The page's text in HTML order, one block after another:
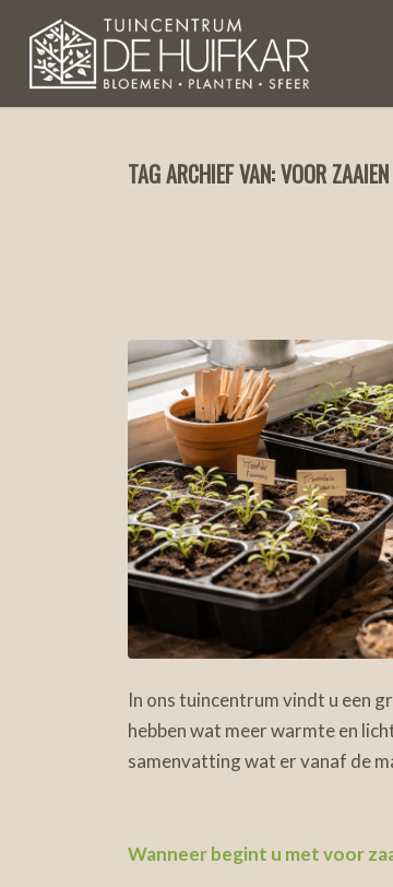
TAG ARCHIEF VAN:VOOR ZAAIEN
In ons tuincentrum vindt u een
hebben wat meer warmte en
samenvatting wat er vanaf de
Wanneer begint u met voor